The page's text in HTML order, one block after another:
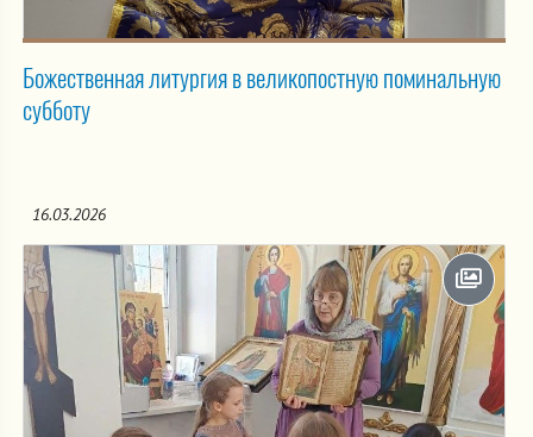
Божественная литургия в великопостную поминальную
субботу
16.03.2026